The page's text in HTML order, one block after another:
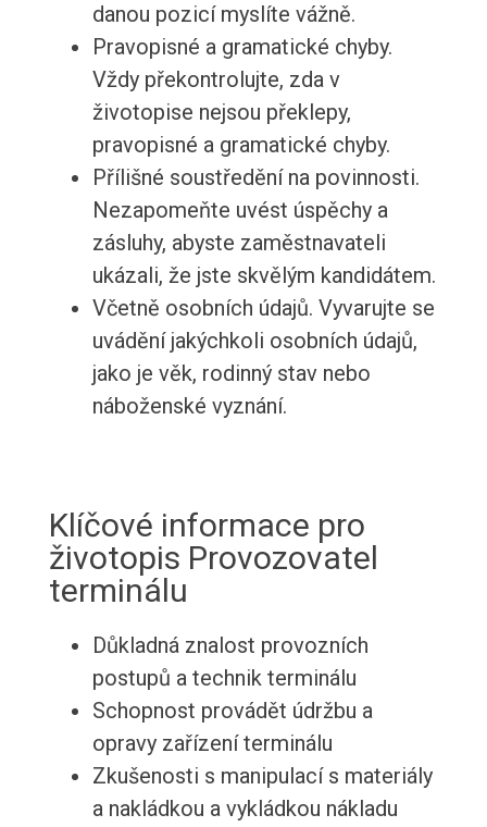
danou pozicí myslíte vážně.
Pravopisné a gramatické chyby.
Vždy překontrolujte, zda v
životopise nejsou překlepy,
pravopisné a gramatické chyby.
Přílišné soustředění na povinnosti.
Nezapomeňte uvést úspěchy a
zásluhy, abyste zaměstnavateli
ukázali, že jste skvělým kandidátem.
Včetně osobních údajů. Vyvarujte se
uvádění jakýchkoli osobních údajů,
jako je věk, rodinný stav nebo
náboženské vyznání.
Klíčové informace pro
životopis Provozovatel
terminálu
Důkladná znalost provozních
postupů a technik terminálu
Schopnost provádět údržbu a
opravy zařízení terminálu
Zkušenosti s manipulací s materiály
a nakládkou a vykládkou nákladu